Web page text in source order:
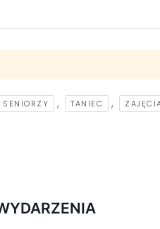
SENIORZY , TANIEC ,